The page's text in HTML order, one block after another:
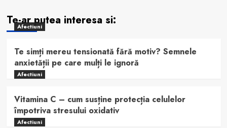
Te-ar putea interesa si:
Afectiuni
Te simți mereu tensionată fără motiv? Semnele
anxietății pe care mulți le ignoră
Afectiuni
Vitamina C – cum susține protecția celulelor
împotriva stresului oxidativ
Afectiuni